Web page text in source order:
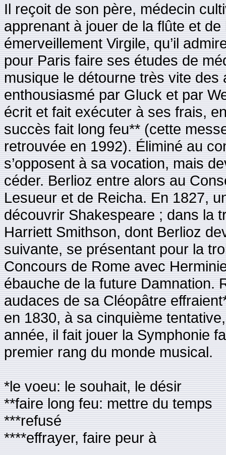
Il reçoit de son père, médecin
apprenant à jouer de la flûte et
émerveillement Virgile, qu’il
pour Paris faire ses études de
musique le détourne très vite
enthousiasmé par Gluck et par
écrit et fait exécuter à ses frais,
succès fait long feu** (cette
retrouvée en 1992). Éliminé au
s’opposent à sa vocation, mais
céder. Berlioz entre alors au
Lesueur et de Reicha. En 1827,
découvrir Shakespeare ; dans la
Harriett Smithson, dont Berlioz
suivante, se présentant pour la
Concours de Rome avec
ébauche de la future Damnation.
audaces de sa Cléopâtre
en 1830, à sa cinquième
année, il fait jouer la Symphonie
premier rang du monde musical.
*le voeu: le souhait, le désir
**faire long feu: mettre du temps
***refusé
****effrayer, faire peur à